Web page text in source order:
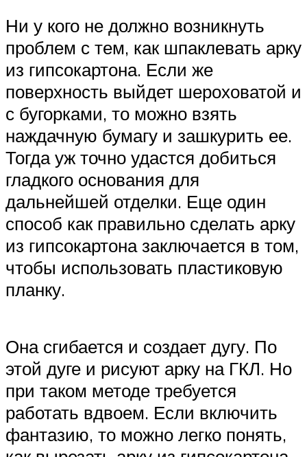
Ни у кого не должно возникнуть
проблем с тем, как шпаклевать арку
из гипсокартона. Если же
поверхность выйдет шероховатой и
с бугорками, то можно взять
наждачную бумагу и зашкурить ее.
Тогда уж точно удастся добиться
гладкого основания для
дальнейшей отделки. Еще один
способ как правильно сделать арку
из гипсокартона заключается в том,
чтобы использовать пластиковую
планку.
Она сгибается и создает дугу. По
этой дуге и рисуют арку на ГКЛ. Но
при таком методе требуется
работать вдвоем. Если включить
фантазию, то можно легко понять,